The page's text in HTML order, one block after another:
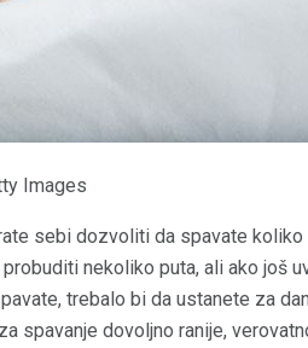
Images
sebi dozvoliti da spavate koliko
nekoliko puta, ali ako još
trebalo bi da ustanete za
spavanje dovoljno ranije,